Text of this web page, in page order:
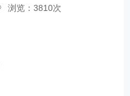
浏览：3810次